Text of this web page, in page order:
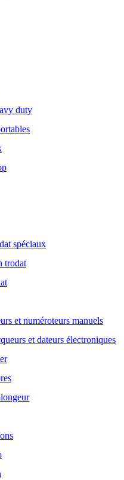
duty
spéciaux
trodat
et numéroteurs manuels
et dateurs électroniques